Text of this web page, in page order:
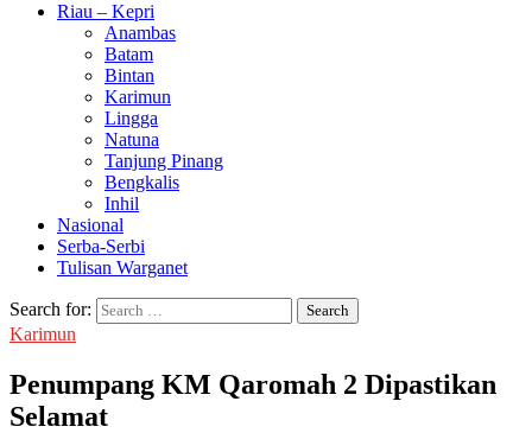
Riau – Kepri
Anambas
Batam
Bintan
Karimun
Lingga
Natuna
Tanjung Pinang
Bengkalis
Inhil
Nasional
Serba-Serbi
Tulisan Warganet
Search for:
Karimun
Penumpang KM Qaromah 2 Dipastikan
Selamat